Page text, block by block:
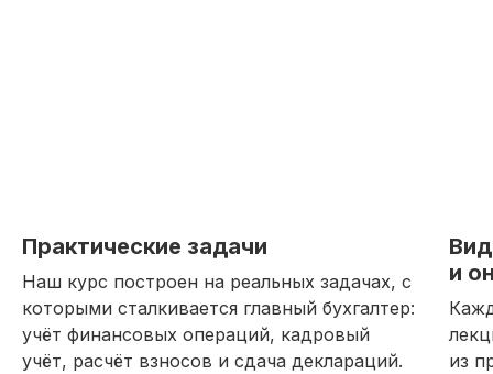
Практические задачи
Наш курс построен на реальных задачах, с
которыми сталкивается главный бухгалтер:
учёт финансовых операций, кадровый
учёт, расчёт взносов и сдача деклараций.
и
из